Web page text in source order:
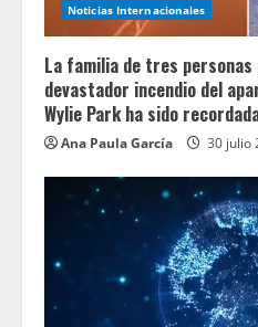
Noticias Internacionales
La familia de tres personas
devastador incendio del
Wylie Park ha sido
Ana Paula García 30 julio